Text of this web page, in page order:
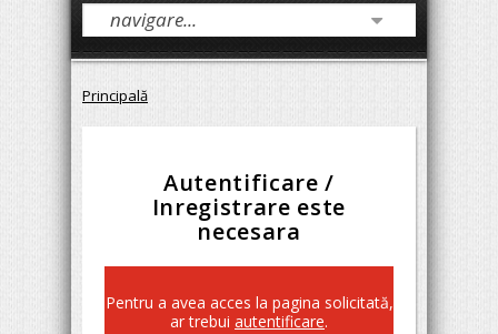
Principală
Autentificare /
Inregistrare este
necesara
Pentru a avea acces la pagina solicitată,
ar trebui autentificare.